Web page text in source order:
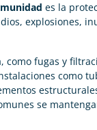
es la
explosiones,
como fugas y
como
se